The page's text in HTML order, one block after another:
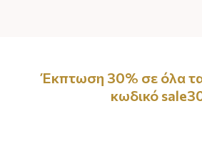
Έκπτωση 30% σε όλα τα
κωδικό